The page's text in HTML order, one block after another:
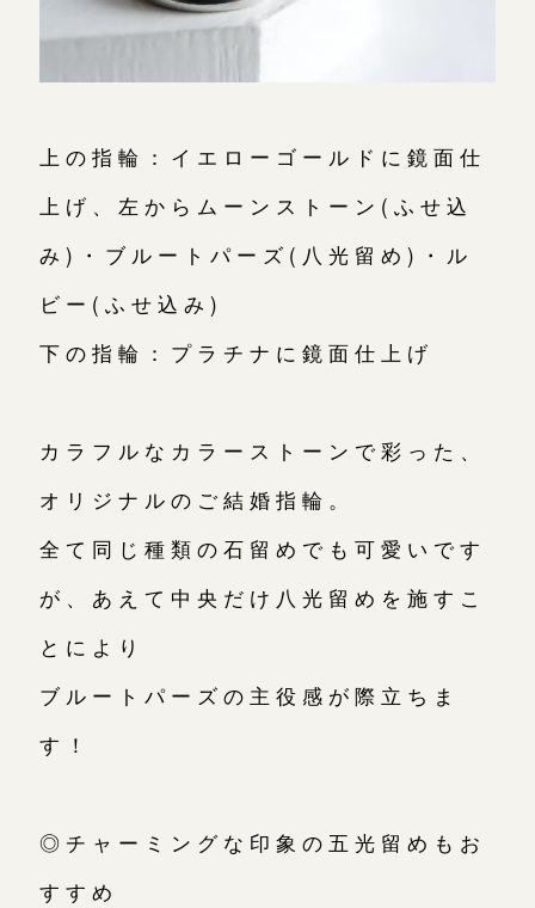
上の指輪：イエローゴールドに鏡面仕
上げ、左からムーンストーン(ふせ込
み)・ブルートパーズ(八光留め)・ル
ビー(ふせ込み)
下の指輪：プラチナに鏡面仕上げ
カラフルなカラーストーンで彩った、
オリジナルのご結婚指輪。
全て同じ種類の石留めでも可愛いです
が、あえて中央だけ八光留めを施すこ
とにより
ブルートパーズの主役感が際立ちま
す！
◎チャーミングな印象の五光留めもお
すすめ